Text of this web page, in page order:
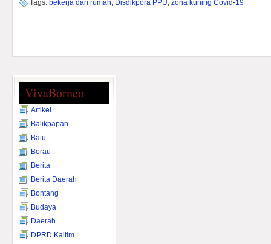
Tags: bekerja dari rumah, Disdikpora PPU, zona kuning Covid-19
VivaBorneo
Artikel
Balikpapan
Batu
Berau
Berita
Berita Daerah
Bontang
Budaya
Daerah
DPRD Kaltim